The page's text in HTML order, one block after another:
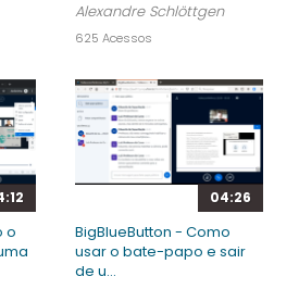
Alexandre Schlöttgen
625 Acessos
o
04:26
BigBlueButton - Como
usar o bate-papo e sair
de u...